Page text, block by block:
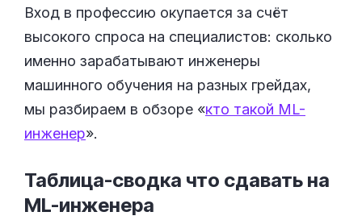
Вход в профессию окупается за счёт
высокого спроса на специалистов: сколько
именно зарабатывают инженеры
машинного обучения на разных грейдах,
мы разбираем в обзоре «кто такой ML-
инженер».
Таблица-сводка что сдавать на
ML-инженера